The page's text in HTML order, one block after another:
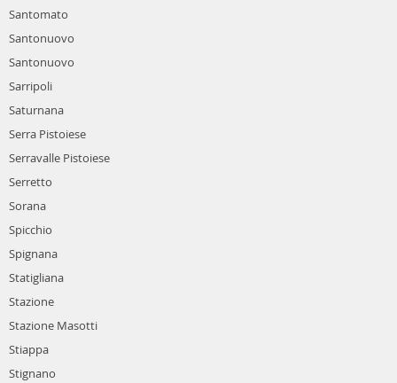
Santomato
Santonuovo
Santonuovo
Sarripoli
Saturnana
Serra Pistoiese
Serravalle Pistoiese
Serretto
Sorana
Spicchio
Spignana
Statigliana
Stazione
Stazione Masotti
Stiappa
Stignano